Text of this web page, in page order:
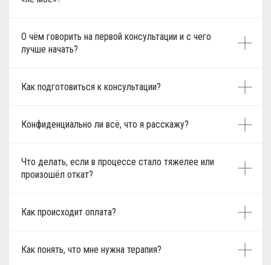
О чём говорить на первой консультации и с чего
лучше начать?
Как подготовиться к консультации?
Конфиденциально ли всё, что я расскажу?
Что делать, если в процессе стало тяжелее или
произошёл откат?
Как происходит оплата?
Как понять, что мне нужна терапия?